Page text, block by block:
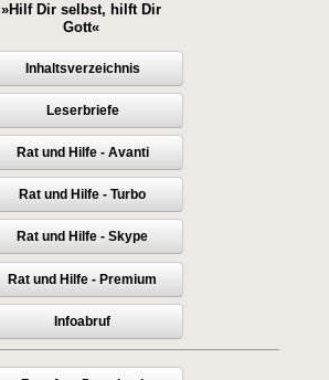
»Hilf Dir selbst, hilft Dir
Gott«
Inhaltsverzeichnis
Leserbriefe
Rat und Hilfe - Avanti
Rat und Hilfe - Turbo
Rat und Hilfe - Skype
Rat und Hilfe - Premium
Infoabruf